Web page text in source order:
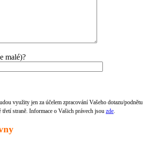
malé)?
využity jen za účelem zpracování Vašeho dotazu/podnětu
třetí straně. Informace o Vašich právech jsou zde.